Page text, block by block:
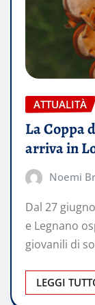
ATTUALITÀ
La Coppa
arriva in
Noemi
Dal 27
e Legnano
giovanili di
LEGGI